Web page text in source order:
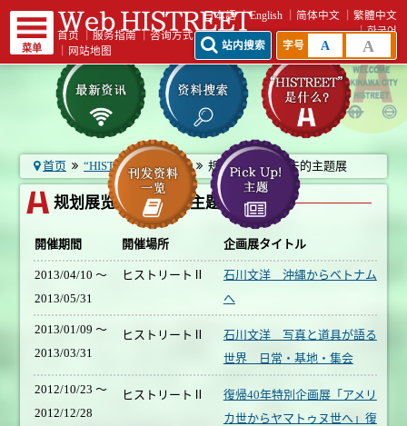
菜单
首页 ｜服务指南 ｜咨询方式
网站地图
日本語 English 简体中文
繁體中文
한국어
站内搜索
字号 A A
首页 “HISTREET”是什么? 规划展览室 - 过去的主题展
规划展览室 - 过去的主题展
開催期間 開催場所 企画展タイトル
2013/04/10 ～
2013/05/31
ヒストリートⅡ
石川文洋 沖縄からベトナム
へ
2013/01/09 ～
2013/03/31
ヒストリートⅡ
石川文洋 写真と道具が語る
世界 日常・基地・集会
2012/10/23 ～
2012/12/28
ヒストリートⅡ
復帰40年特別企画展「アメリ
カ世からヤマトゥヌ世へ」復